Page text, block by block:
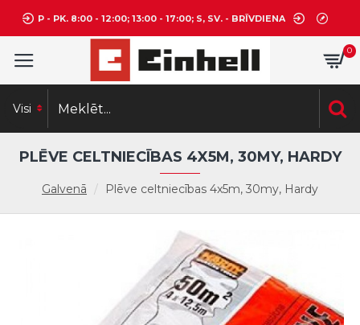
P - PK. 8:00 - 12:00; 13:00 - 17:00; S, SV. - BRĪVDIENA
0
Visi
Galvenā Plēve celtniecības 4x5m, 30my, Hardy
PLĒVE CELTNIECĪBAS 4X5M, 30MY, HARDY